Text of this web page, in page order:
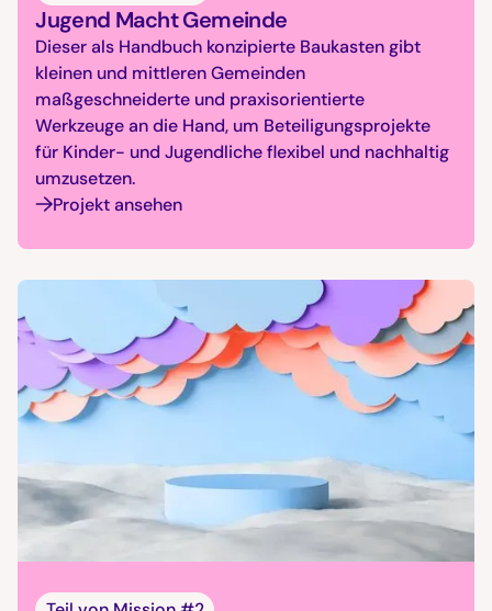
Jugend Macht Gemeinde
Dieser als Handbuch konzipierte Baukasten gibt
kleinen und mittleren Gemeinden
maßgeschneiderte und praxisorientierte
Werkzeuge an die Hand, um Beteiligungsprojekte
für Kinder- und Jugendliche flexibel und nachhaltig
umzusetzen.
Projekt ansehen